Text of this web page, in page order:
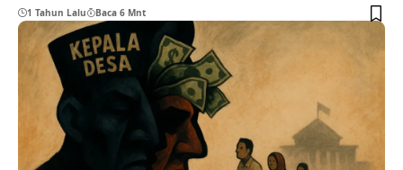
1 Tahun Lalu Baca 6 Mnt